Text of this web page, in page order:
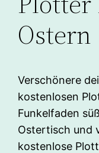
Ostern
Verschönere
kostenlosen
Funkelfaden
Ostertisch und
kostenlose